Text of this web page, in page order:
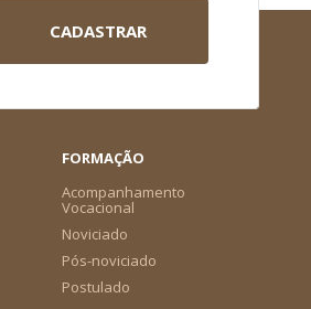
CADASTRAR
FORMAÇÃO
Acompanhamento
Vocacional
Noviciado
Pós-noviciado
Postulado